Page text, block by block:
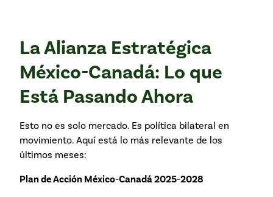
La Alianza Estratégica
México-Canadá: Lo que
Está Pasando Ahora
Esto no es solo mercado. Es política bilateral en
movimiento. Aquí está lo más relevante de los
últimos meses:
Plan de Acción México-Canadá 2025-2028